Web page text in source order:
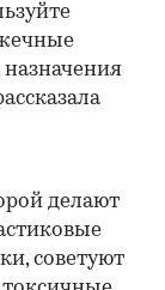
делают
советуют